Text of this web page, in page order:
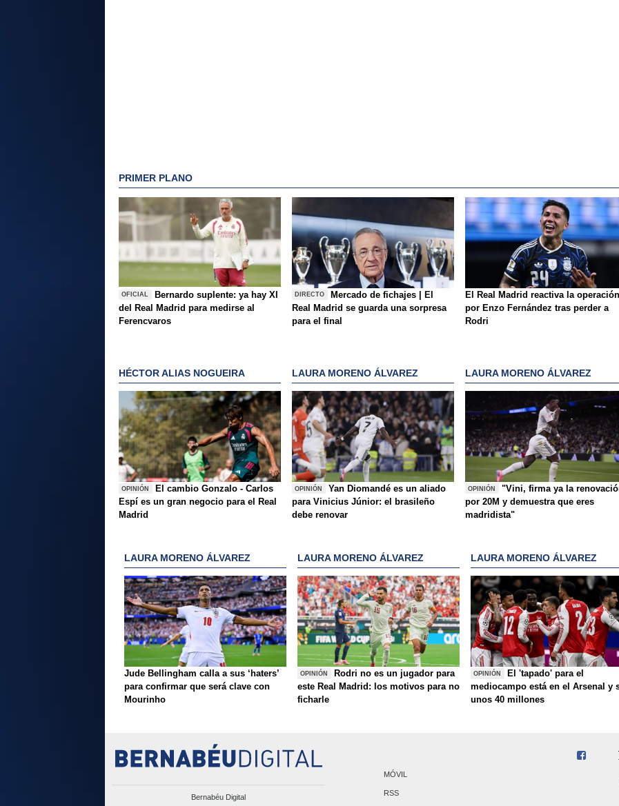
PRIMER PLANO
OFICIAL
Bernardo suplente: ya hay XI
del Real Madrid para medirse al
Ferencvaros
DIRECTO
Mercado de fichajes | El
Real Madrid se guarda una sorpresa
para el final
El Real Madrid reactiva la operación
por Enzo Fernández tras perder a
Rodri
HÉCTOR ALIAS NOGUEIRA
OPINIÓN
El cambio Gonzalo - Carlos
Espí es un gran negocio para el Real
Madrid
LAURA MORENO ÁLVAREZ
OPINIÓN
Yan Diomandé es un aliado
para Vinicius Júnior: el brasileño
debe renovar
LAURA MORENO ÁLVAREZ
OPINIÓN
"Vini, firma ya la
por 20M y demuestra que eres
madridista"
LAURA MORENO ÁLVAREZ
Jude Bellingham calla a sus ‘haters’
para confirmar que será clave con
Mourinho
LAURA MORENO ÁLVAREZ
OPINIÓN
Rodri no es un jugador para
este Real Madrid: los motivos para no
ficharle
LAURA MORENO ÁLVAREZ
OPINIÓN
El 'tapado' para el
mediocampo está en el Arsenal y
unos 40 millones
Bernabéu Digital
MÓVIL
RSS